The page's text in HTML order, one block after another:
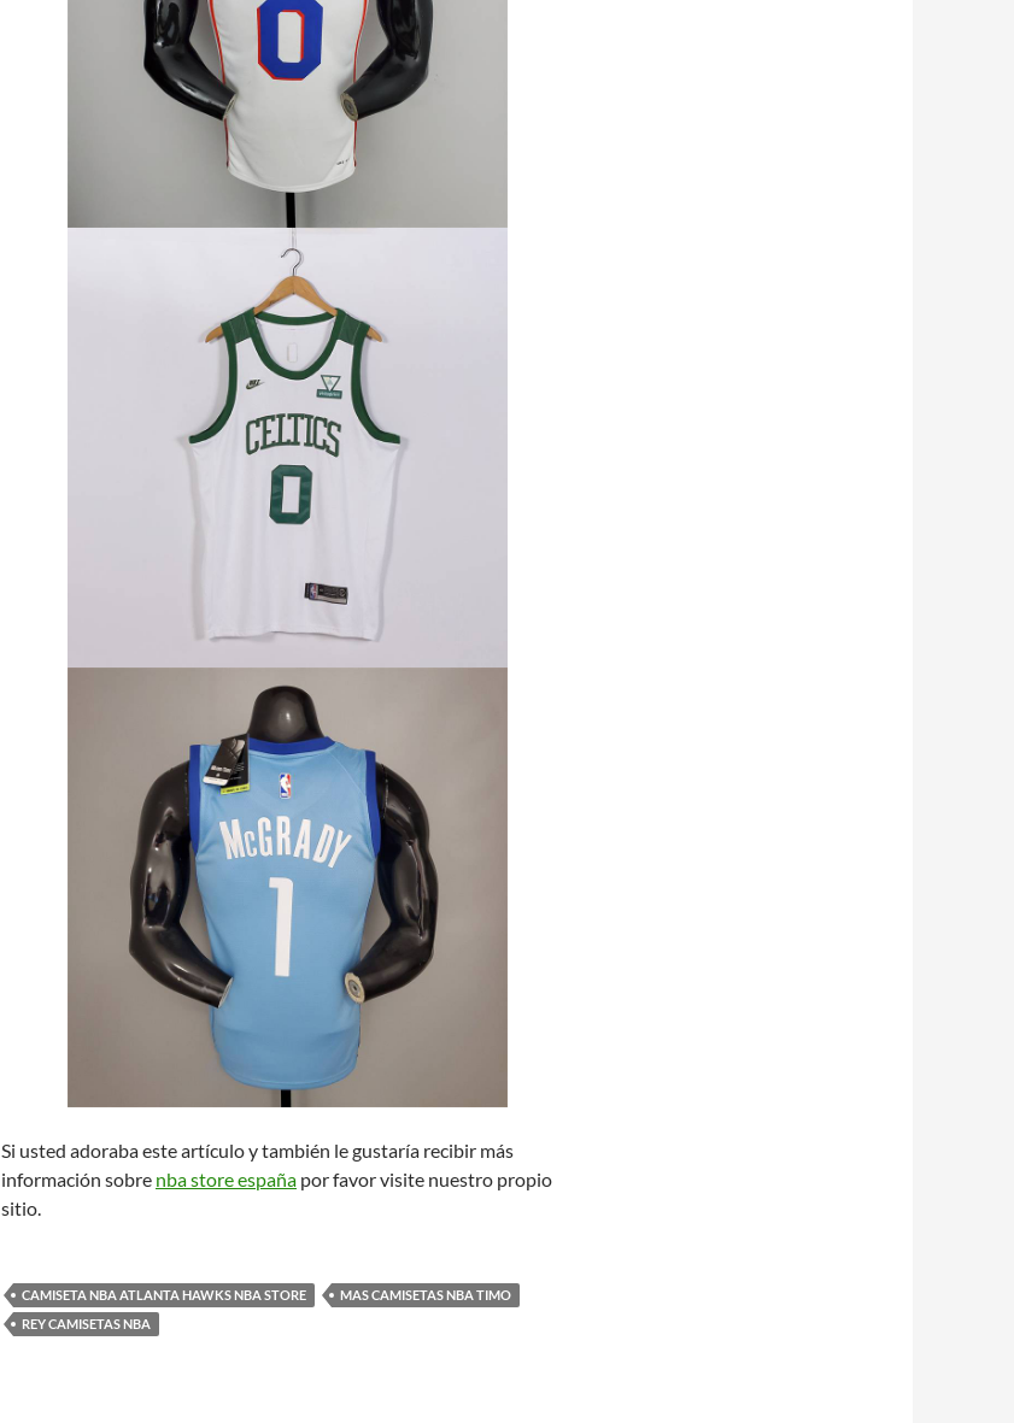
Si usted adoraba este artículo y también le gustaría recibir más
información sobre nba store españa por favor visite nuestro propio
sitio.
CAMISETA NBA ATLANTA HAWKS NBA STORE
MAS CAMISETAS NBA TIMO
REY CAMISETAS NBA